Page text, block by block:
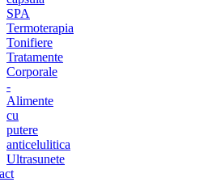
SPA
Termoterapia
Tonifiere
Tratamente
Corporale
-
Alimente
cu
putere
anticelulitica
Ultrasunete